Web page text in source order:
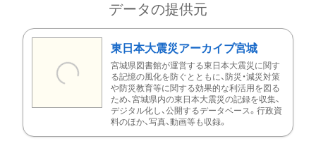
データの提供元
東日本大震災アーカイブ宮城
宮城県図書館が運営する東日本大震災に関す
る記憶の風化を防ぐとともに、防災・減災対策
や防災教育等に関する効果的な利活用を図る
ため、宮城県内の東日本大震災の記録を収集、
デジタル化し、公開するデータベース。行政資
料のほか、写真、動画等も収録。